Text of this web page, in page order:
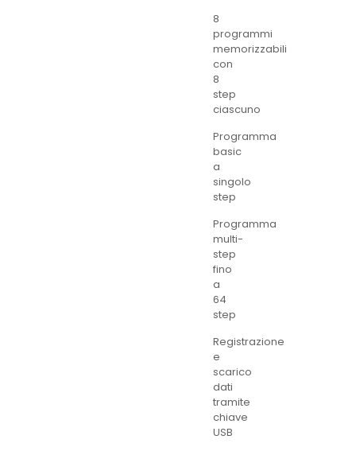
8
programmi
memorizzabili
con
8
step
ciascuno
Programma
basic
a
singolo
step
Programma
multi-
step
fino
a
64
step
Registrazione
e
scarico
dati
tramite
chiave
USB